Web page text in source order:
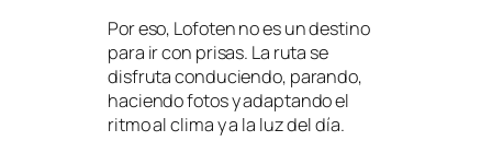
Por eso, Lofoten no es un destino
para ir con prisas. La ruta se
disfruta conduciendo, parando,
haciendo fotos y adaptando el
ritmo al clima y a la luz del día.